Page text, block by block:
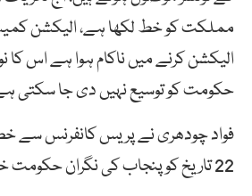
الیکشن کرنے میں ناکام ہوا ہے اس کا
حکومت کو توسیع نہیں دی جا سکتی
فواد چودھری نے پریس کانفرنس سے
22 تاریخ کو پنجاب کی نگران حکومت ختم ہو جائے گی۔